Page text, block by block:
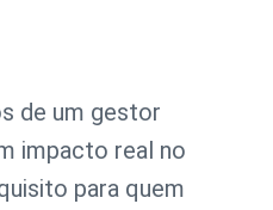
de um gestor
impacto real no
para quem